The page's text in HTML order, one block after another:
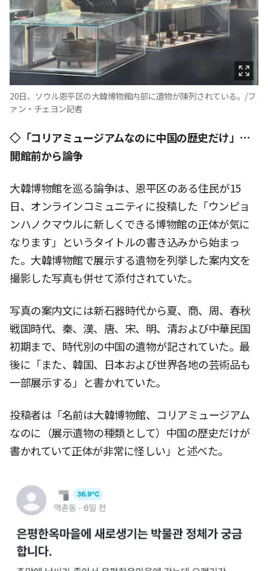
20日、ソウル恩平区の大韓博物館内部に遺物が陳列されている。/フ
ァン・チェヨン記者
◇「コリアミュージアムなのに中国の歴史だけ」…
開館前から論争
大韓博物館を巡る論争は、恩平区のある住民が15
日、オンラインコミュニティに投稿した「ウンピョ
ンハノクマウルに新しくできる博物館の正体が気に
なります」というタイトルの書き込みから始まっ
た。大韓博物館で展示する遺物を列挙した案内文を
撮影した写真も併せて添付されていた。
写真の案内文には新石器時代から夏、商、周、春秋
戦国時代、秦、漢、唐、宋、明、清および中華民国
初期まで、時代別の中国の遺物が記されていた。最
後に「また、韓国、日本および世界各地の芸術品も
一部展示する」と書かれていた。
投稿者は「名前は大韓博物館、コリアミュージアム
なのに（展示遺物の種類として）中国の歴史だけが
書かれていて正体が非常に怪しい」と述べた。